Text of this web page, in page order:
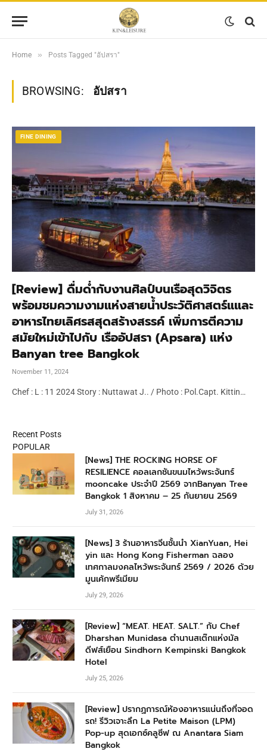
Home » Posts Tagged "อัปสรา"
BROWSING: อัปสรา
FINE DINING
[Review] ดื่มด่ำกับงานศิลป์บนเรือสุดวิจิตร
พร้อมชมความงามแห่งสายน้ำประวัติศาสตร์แและ
อาหารไทยเลิศรสสุดสร้างสรรค์ เพิ่มการตีความ
สมัยใหม่เข้าไปกับ เรืออัปสรา (Apsara) แห่ง
Banyan tree Bangkok
November 11, 2024
Chef : L : 11 2024 Story : Nuttawat J.. / Photo : Pol.Capt. Kittin…
Recent Posts
POPULAR
[News] THE ROCKING HORSE OF
RESILIENCE คอลเลกชันขนมไหว้พระจันทร์
mooncake ประจำปี 2569 จากBanyan Tree
Bangkok 1 สิงหาคม – 25 กันยายน 2569
July 31, 2026
[News] 3 ร้านอาหารจีนชั้นนำ XianYuan, Hei
yin และ Hong Kong Fisherman ฉลอง
เทศกาลมงคลไหว้พระจันทร์ 2569 / 2026 ด้วย
มูนเค้กพรีเมียม
July 29, 2026
[Review] “MEAT. HEAT. SALT.” กับ Chef
Dharshan Munidasa ตำนานสเต๊กแห่งมัล
ดีฟส์เยือน Sindhorn Kempinski Bangkok
Hotel
July 25, 2026
[Review] ปรากฏการณ์ห้องอาหารแน่นถึงที่จอด
รถ! รีวิวเจาะลึก La Petite Maison (LPM)
Pop-up สุดเอกซ์คลูซีฟ ณ Anantara Siam
Bangkok